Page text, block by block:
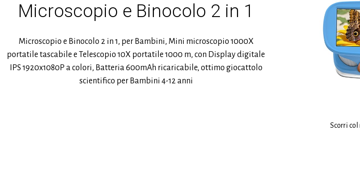
Microscopio e Binocolo 2 in 1
Microscopio e Binocolo 2 in 1, per Bambini, Mini microscopio 1000X
portatile tascabile e Telescopio 10X portatile 1000 m, con Display digitale
IPS 1920x1080P a colori, Batteria 600mAh ricaricabile, ottimo giocattolo
scientifico per Bambini 4-12 anni
Scorri